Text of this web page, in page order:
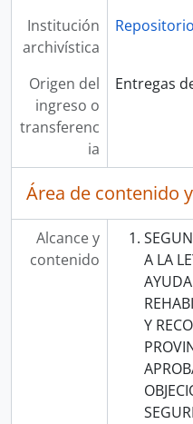
Institución
archivística
Origen del
ingreso o
transferenc
ia
Entregas
Área de contenido
Alcance y
contenido
A LA
Y